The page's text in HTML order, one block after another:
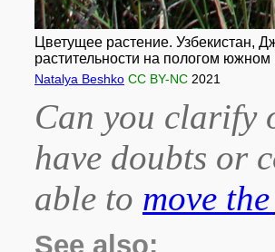
Цветущее растение. Узбекистан,
растительности на пологом
Natalya Beshko CC BY-NC 2021
Can you clarify
have doubts or
able to move
See also: